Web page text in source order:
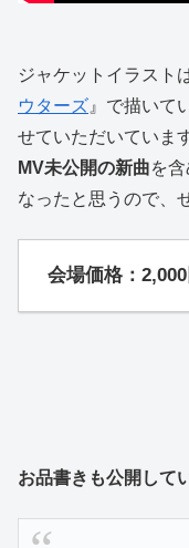
ジャケットイラスト
ウターズ 』で描いて
せていただいていま
MV未公開の新曲を
なったと思うので、
会場価格：2,000
お品書きも公開して